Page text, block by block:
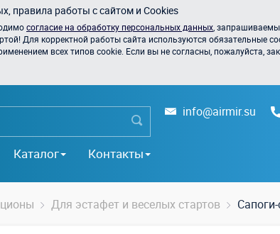
правила работы с сайтом и Cookies
согласие на обработку персональных данных ,
Для корректной работы сайта используются обязательные
всех типов cookie. Если вы не согласны, пожалуйста,
Каталог Контакты
info@airmir.su
Для эстафет и веселых стартов